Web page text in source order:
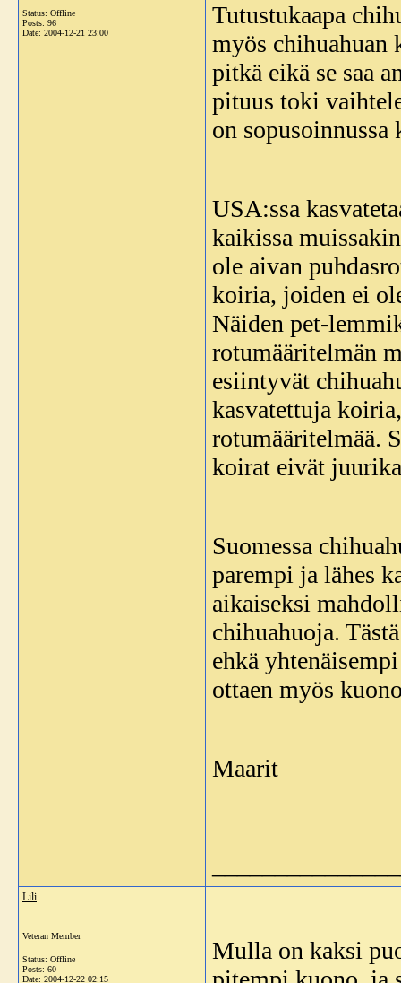
Status: Offline
Posts: 96
Date: 2004-12-21 23:00
Tutustukaapa
myös chihuahuan
pitkä eikä se saa
pituus toki
on
USA:ssa
kaikissa
ole aivan
koiria, joiden ei
Näiden pet-
rotumääritelmän
esiintyvät
kasvatettuja
rotumääritelmää.
koirat eivät
Suomessa
parempi ja lähes
aikaiseksi
chihuahuoja.
ehkä
ottaen myös
Maarit
Lili
Veteran Member
Status: Offline
Posts: 60
Date: 2004-12-22 02:15
Mulla on kaksi